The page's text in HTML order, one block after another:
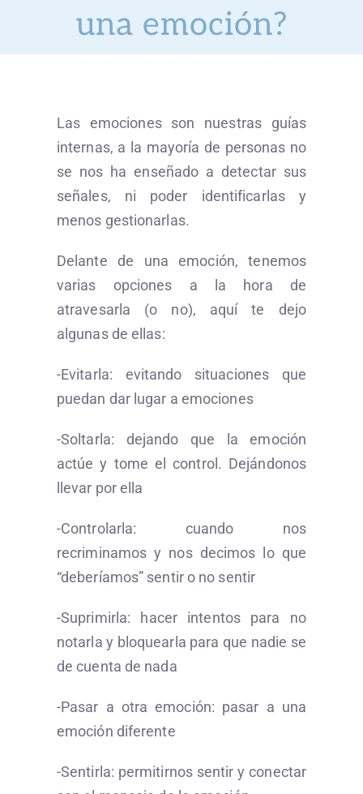
Servicios
¿Hablamos?
una emoción?
Las emociones son nuestras guías
internas, a la mayoría de personas no
se nos ha enseñado a detectar sus
señales, ni poder identificarlas y
menos gestionarlas.
Delante de una emoción, tenemos
varias opciones a la hora de
atravesarla (o no), aquí te dejo
algunas de ellas:
-Evitarla: evitando situaciones que
puedan dar lugar a emociones
-Soltarla: dejando que la emoción
actúe y tome el control. Dejándonos
llevar por ella
-Controlarla: cuando nos
recriminamos y nos decimos lo que
“deberíamos” sentir o no sentir
-Suprimirla: hacer intentos para no
notarla y bloquearla para que nadie se
de cuenta de nada
-Pasar a otra emoción: pasar a una
emoción diferente
-Sentirla: permitirnos sentir y conectar